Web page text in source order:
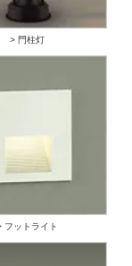
> 門柱灯
フットライト